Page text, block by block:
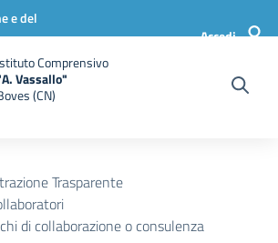
e del
Accedi
Comprensivo
Vassallo"
(CN)
Trasparente
di collaborazione o consulenza